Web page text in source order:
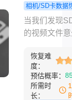
可能通过一
法恢复。那
格式化后怎
将详细介绍
式化后数据
方法与步骤。
相机/SD卡数据
程 如何恢
中视频文件
当我们发现
的视频文件
希望能够尽
这些珍贵的
那么如何恢
中视频文件
恢复难
度：
预估概率：
所需时
长：